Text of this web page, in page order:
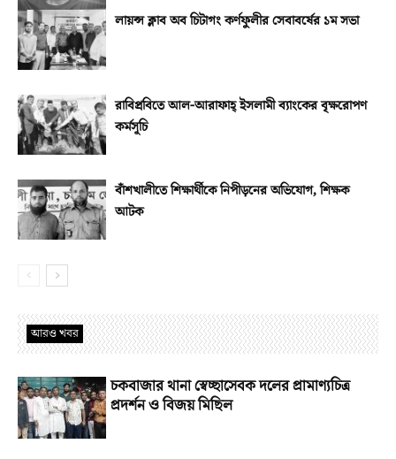
লায়ন্স ক্লাব অব চিটাগং কর্ণফুলীর সেবাবর্ষের ১ম সভা
রাবিপ্রবিতে আল-আরাফাহ্‌ ইসলামী ব্যাংকের বৃক্ষরোপণ
কর্মসূচি
বাঁশখালীতে শিক্ষার্থীকে নিপীড়নের অভিযোগ, শিক্ষক
আটক
আরও খবর
চকবাজার থানা স্বেচ্ছাসেবক দলের প্রামাণ্যচিত্র
প্রদর্শন ও বিজয় মিছিল